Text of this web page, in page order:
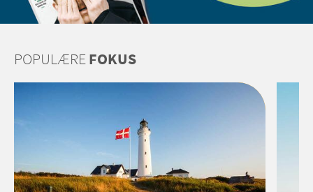
POPULÆREFOKUS